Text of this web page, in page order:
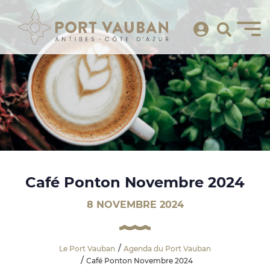
Café Ponton Novembre 2024
8 NOVEMBRE 2024
Le Port Vauban
Agenda du Port Vauban
Café Ponton Novembre 2024